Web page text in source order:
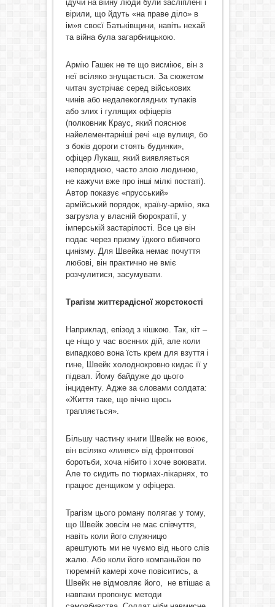
ідучи на війну люди були засліплені і
вірили, що йдуть «на праве діло» в
ім»я своєї Батьківщини, навіть нехай
та війна була загарбницькою.
Армію Гашек не те що висміює, він з
неї всіляко знущається. За сюжетом
читач зустрічає серед військових
чинів або недалекоглядних тупаків
або злих і гулящих офіцерів
(полковник Краус, який пояснює
найелементарніші речі «це вулиця, бо
з боків дороги стоять будинки»,
офіцер Лукаш, який виявляється
непорядною, часто злою людиною,
не кажучи вже про інші мілкі постаті).
Автор показує «прусський»
армійський порядок, країну-армію, яка
загрузла у власній бюрократії, у
імперській застарілості. Все це він
подає через призму їдкого вбивчого
цинізму. Для Швейка немає почуття
любові, він практично не вміє
розчулитися, засумувати.
Трагізм життєрадісної жорстокості
Наприклад, епізод з кішкою. Так, кіт –
це ніщо у час воєнних дій, але коли
випадково вона їсть крем для взуття і
гине, Швейк холоднокровно кидає її у
підвал. Йому байдуже до цього
інциденту. Адже за словами солдата:
«Життя таке, що вічно щось
трапляється».
Більшу частину книги Швейк не воює,
він всіляко «линяє» від фронтової
боротьби, хоча нібито і хоче воювати.
Але то сидить по тюрмах-лікарнях, то
працює денщиком у офіцера.
Трагізм цього роману полягає у тому,
що Швейк зовсім не має співчуття,
навіть коли його служницю
арештують ми не чуємо від нього слів
жалю. Або коли його компаньйон по
тюремній камері хоче повіситись, а
Швейк не відмовляє його, не втішає а
навпаки пропонує методи